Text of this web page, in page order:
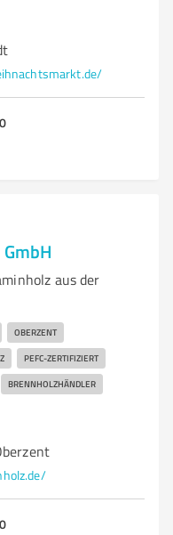
aus der
OBERZENT
PEFC-ZERTIFIZIERT
BRENNHOLZHÄNDLER